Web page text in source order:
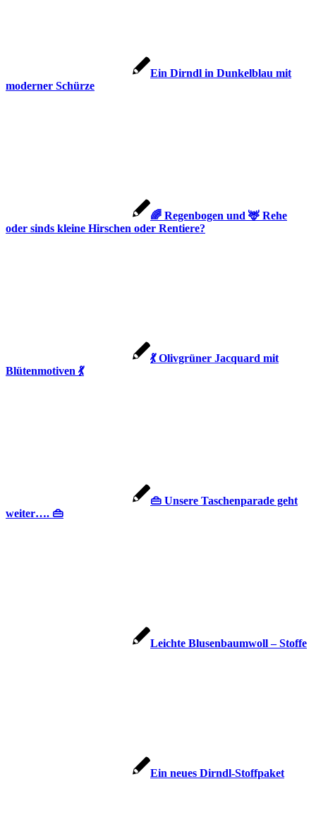
Ein Dirndl in Dunkelblau mit
moderner Schürze
🌈 Regenbogen und 🦌 Rehe
oder sinds kleine Hirschen oder Rentiere?
💃 Olivgrüner Jacquard mit
Blütenmotiven 💃
👜 Unsere Taschenparade geht
weiter…. 👜
Leichte Blusenbaumwoll – Stoffe
Ein neues Dirndl-Stoffpaket